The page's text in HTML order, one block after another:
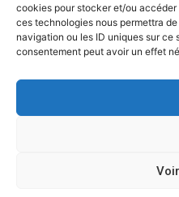
cookies pour stocker et/ou
ces technologies nous permettra
navigation ou les ID uniques sur ce
consentement peut avoir un effet